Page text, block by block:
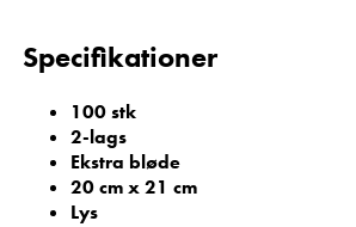
Specifikationer
100 stk
2-lags
Ekstra bløde
20 cm x 21 cm
Lys